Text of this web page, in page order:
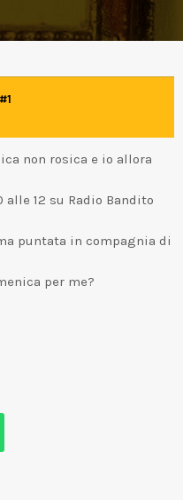
non rosica e io allora
12 su Radio Bandito
puntata in compagnia di
per me?